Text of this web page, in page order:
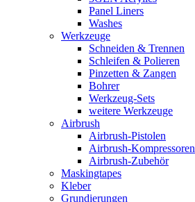
Panel Liners
Washes
Werkzeuge
Schneiden & Trennen
Schleifen & Polieren
Pinzetten & Zangen
Bohrer
Werkzeug-Sets
weitere Werkzeuge
Airbrush
Airbrush-Pistolen
Airbrush-Kompressoren
Airbrush-Zubehör
Maskingtapes
Kleber
Grundierungen